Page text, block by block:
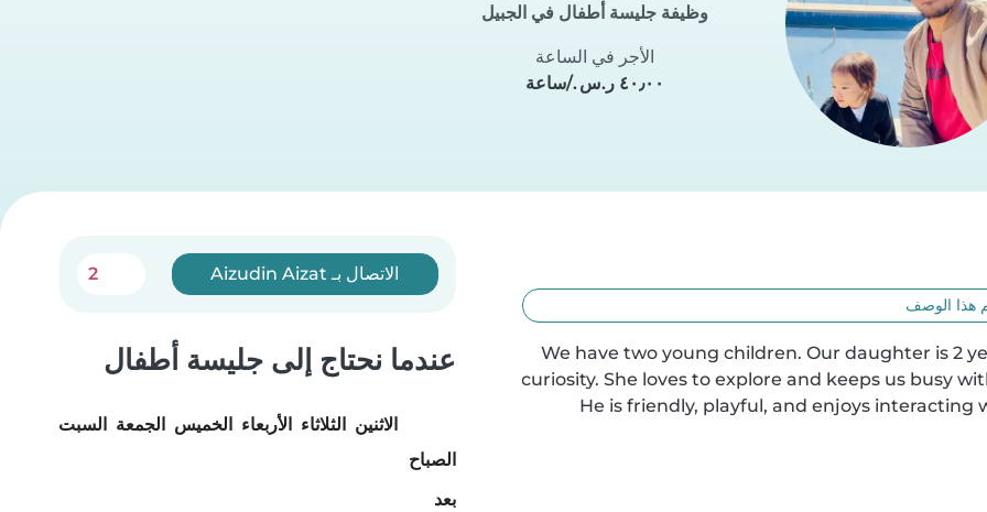
وظيفة جليسة أطفال في الجبيل
الأجر في الساعة
هذا الوصف
We have two young children. Our daughter is 2
curiosity. She loves to explore and keeps us busy
He is friendly, playful, and enjoys interacting
الاتصال بـ Aizudin Aizat 2
عندما نحتاج إلى جليسة أطفال
الاثنين الثلاثاء الأربعاء الخميس الجمعة السبت
الصباح
بعد